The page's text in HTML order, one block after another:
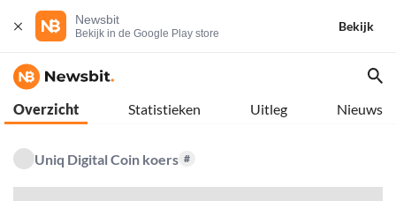
Newsbit
Bekijk in de Google Play store
Bekijk
Overzicht Statistieken Uitleg Nieuws
Uniq Digital Coin koers #